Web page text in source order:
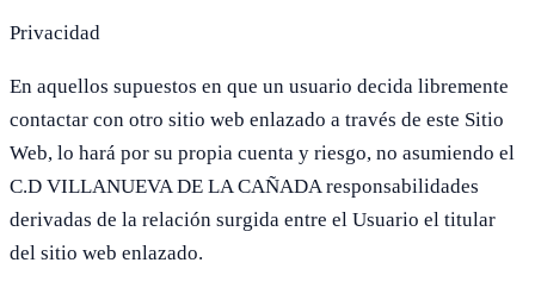
Privacidad
En aquellos supuestos en que un usuario decida libremente
contactar con otro sitio web enlazado a través de este Sitio
Web, lo hará por su propia cuenta y riesgo, no asumiendo el
C.D VILLANUEVA DE LA CAÑADA responsabilidades
derivadas de la relación surgida entre el Usuario el titular
del sitio web enlazado.